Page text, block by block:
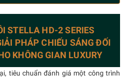
STELLA HD-2 SERIES
PHÁP CHIẾU SÁNG ĐỐI
KHÔNG GIAN LUXURY
tiêu chuẩn đánh giá một công trình